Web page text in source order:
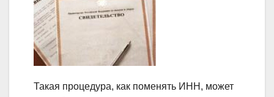
Такая процедура, как поменять ИНН, может